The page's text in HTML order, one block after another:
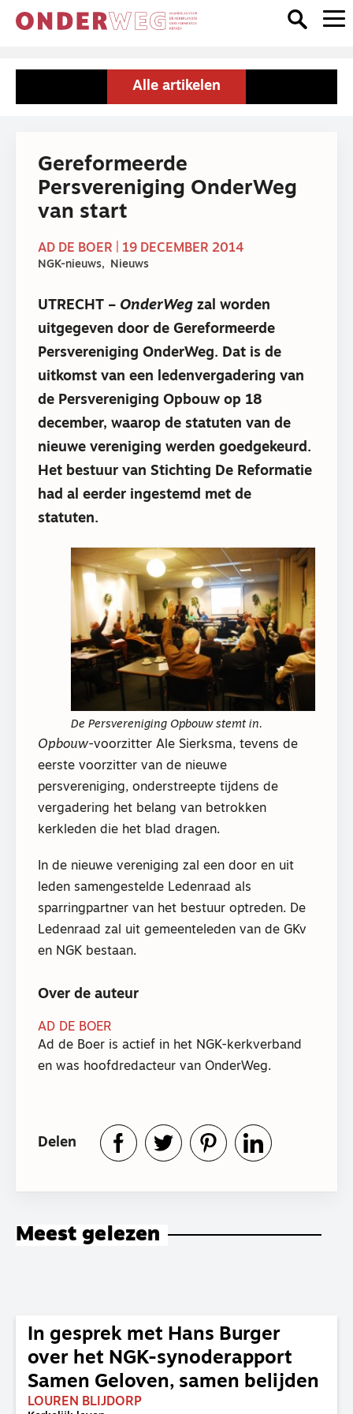
Alle artikelen
Gereformeerde
Persvereniging OnderWeg
van start
AD DE BOER | 19 DECEMBER 2014
NGK-nieuws Nieuws
UTRECHT – OnderWeg zal worden
uitgegeven door de Gereformeerde
Persvereniging OnderWeg. Dat is de
uitkomst van een ledenvergadering van
de Persvereniging Opbouw op 18
december, waarop de statuten van de
nieuwe vereniging werden goedgekeurd.
Het bestuur van Stichting De Reformatie
had al eerder ingestemd met de
statuten.
De Persvereniging Opbouw stemt in.
Opbouw-voorzitter Ale Sierksma, tevens de
eerste voorzitter van de nieuwe
persvereniging, onderstreepte tijdens de
vergadering het belang van betrokken
kerkleden die het blad dragen.
In de nieuwe vereniging zal een door en uit
leden samengestelde Ledenraad als
sparringpartner van het bestuur optreden. De
Ledenraad zal uit gemeenteleden van de GKv
en NGK bestaan.
Over de auteur
AD DE BOER
Ad de Boer is actief in het NGK-kerkverband
en was hoofdredacteur van OnderWeg.
Delen
Meest gelezen
In gesprek met Hans Burger
over het NGK-synoderapport
Samen Geloven, samen belijden
LOUREN BLIJDORP